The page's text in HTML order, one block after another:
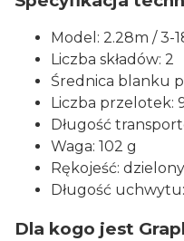
Model: 2.28m / 3-
Liczba składów: 2
Średnica blanku
Liczba przelotek:
Długość
Waga: 102 g
Rękojeść:
Długość
Dla kogo jest